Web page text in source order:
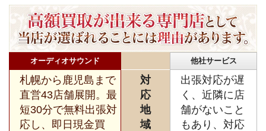
オーディオサウンド 他社サービス
札幌から鹿児島まで
直営43店舗展開。最
短30分で無料出張対
応し、即日現金買
対
応
地
域
出張対応が遅
く、近隣に店
舗がないこと
もあり、対応